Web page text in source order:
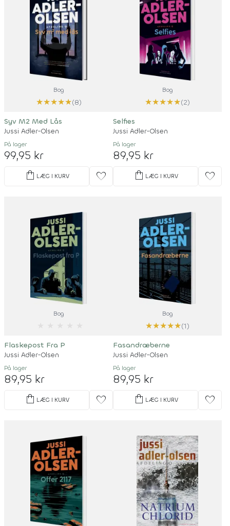
Bog
★★★★★(8)
Syv M2 Med Lås
Jussi Adler-Olsen
På lager
99,95 kr
shopping_bag LÆG I KURV favorite
Bog
★★★★★(2)
Selfies
Jussi Adler-Olsen
På lager
89,95 kr
shopping_bag LÆG I KURV favorite
Bog
Flaskepost Fra P
Jussi Adler-Olsen
På lager
89,95 kr
shopping_bag LÆG I KURV favorite
Bog
★★★★★(1)
Fasandræberne
Jussi Adler-Olsen
På lager
89,95 kr
shopping_bag LÆG I KURV favorite